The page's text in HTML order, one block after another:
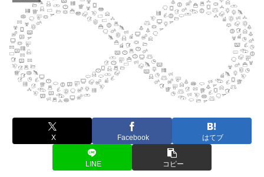
X Facebook はてブ
LINE コピー